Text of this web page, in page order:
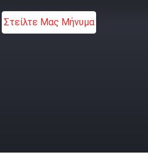
Στείλτε Μας Μήνυμα